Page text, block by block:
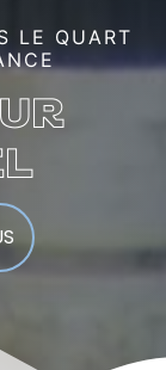
LE QUART